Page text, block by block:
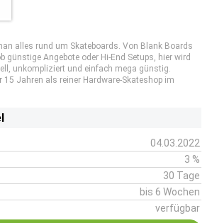
alles rund um Skateboards. Von Blank Boards
günstige Angebote oder Hi-End Setups, hier wird
unkompliziert und einfach mega günstig.
15 Jahren als reiner Hardware-Skateshop im
04.03.2022
3 %
30 Tage
bis 6 Wochen
verfügbar